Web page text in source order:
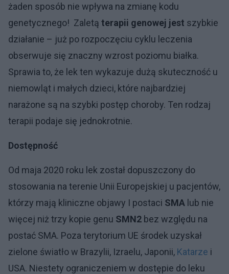
żaden sposób nie wpływa na zmianę kodu
genetycznego! Zaletą terapii genowej jest szybkie
działanie – już po rozpoczęciu cyklu leczenia
obserwuje się znaczny wzrost poziomu białka.
Sprawia to, że lek ten wykazuje dużą skuteczność u
niemowląt i małych dzieci, które najbardziej
narażone są na szybki postęp choroby. Ten rodzaj
terapii podaje się jednokrotnie.
Dostępność
Od maja 2020 roku lek został dopuszczony do
stosowania na terenie Unii Europejskiej u pacjentów,
którzy mają kliniczne objawy I postaci SMA lub nie
więcej niż trzy kopie genu SMN2 bez względu na
postać SMA. Poza terytorium UE środek uzyskał
zielone światło w Brazylii, Izraelu, Japonii, Katarze i
USA. Niestety ograniczeniem w dostępie do leku